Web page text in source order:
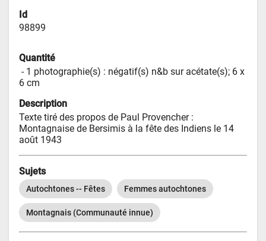
Id
98899
Quantité
- 1 photographie(s) : négatif(s) n&b sur acétate(s); 6 x
6 cm
Description
Texte tiré des propos de Paul Provencher :
Montagnaise de Bersimis à la fête des Indiens le 14
août 1943
Sujets
Autochtones -- Fêtes Femmes autochtones
Montagnais (Communauté innue)